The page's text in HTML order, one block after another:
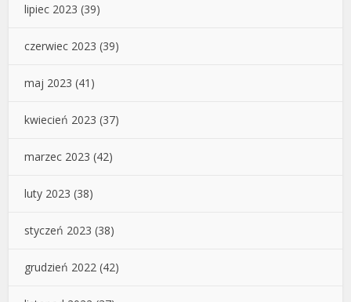
lipiec 2023 (39)
czerwiec 2023 (39)
maj 2023 (41)
kwiecień 2023 (37)
marzec 2023 (42)
luty 2023 (38)
styczeń 2023 (38)
grudzień 2022 (42)